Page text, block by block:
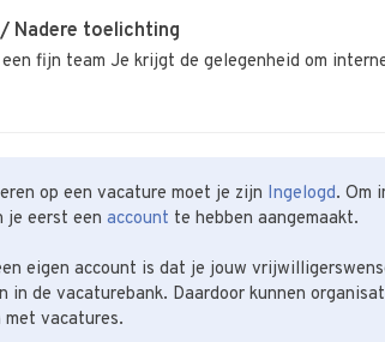
Nadere toelichting
fijn team Je krijgt de gelegenheid om
op een vacature moet je zijn Ingelogd. Om
je eerst een account te hebben aangemaakt.
eigen account is dat je jouw
in de vacaturebank. Daardoor kunnen
met vacatures.